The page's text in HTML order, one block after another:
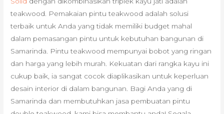
teakwood. Pemakaian pintu teakwood adalah solusi
terbaik untuk Anda yang tidak memiliki budget mahal
dalam pemasangan pintu untuk kebutuhan bangunan di
Samarinda. Pintu teakwood mempunyai bobot yang ringan
dan harga yang lebih murah. Kekuatan dari rangka kayu ini
cukup baik, ia sangat cocok diaplikasikan untuk keperluan
desain interior di dalam bangunan. Bagi Anda yang di
Samarinda dan membutuhkan jasa pembuatan pintu